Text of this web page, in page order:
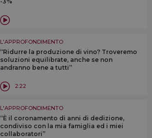
L'APPROFONDIMENTO
“Ridurre la produzione di vino? Troveremo
soluzioni equilibrate, anche se non
andranno bene a tutti”
2:22
L'APPROFONDIMENTO
“È il coronamento di anni di dedizione,
condiviso con la mia famiglia ed i miei
collaboratori”